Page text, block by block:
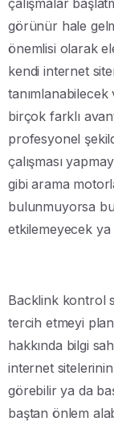
görünür hale
önemlisi olarak
kendi internet
tanımlanabilecek
birçok farklı
profesyonel
çalışması
gibi arama
bulunmuyorsa bu
etkilemeyecek ya
Backlink kontrol
tercih etmeyi
hakkında bilgi
internet
görebilir ya da
baştan önlem